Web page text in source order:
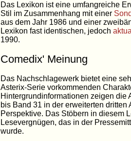
Das Lexikon ist eine umfangreiche
Stil im Zusammenhang mit einer
aus dem Jahr 1986 und einer
Lexikon fast identischen, jedoch
1990.
Comedix' Meinung
Das Nachschlagewerk bietet eine
Asterix-Serie vorkommenden
Hintergrundinformationen zeigen
bis Band 31 in der erweiterten dritten
Perspektive. Das Stöbern in diesem
Lesevergnügen, das in der
wurde.